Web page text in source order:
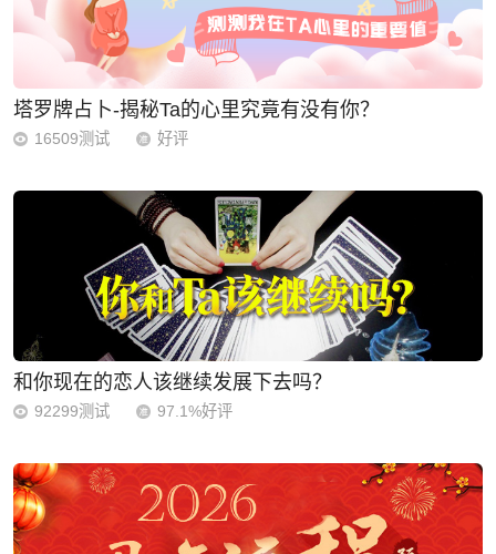
塔罗牌占卜-揭秘Ta的心里究竟有没有你？
16509测试 好评
和你现在的恋人该继续发展下去吗？
92299测试 97.1%好评